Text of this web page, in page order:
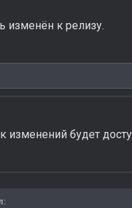
изменён к релизу.
изменений будет